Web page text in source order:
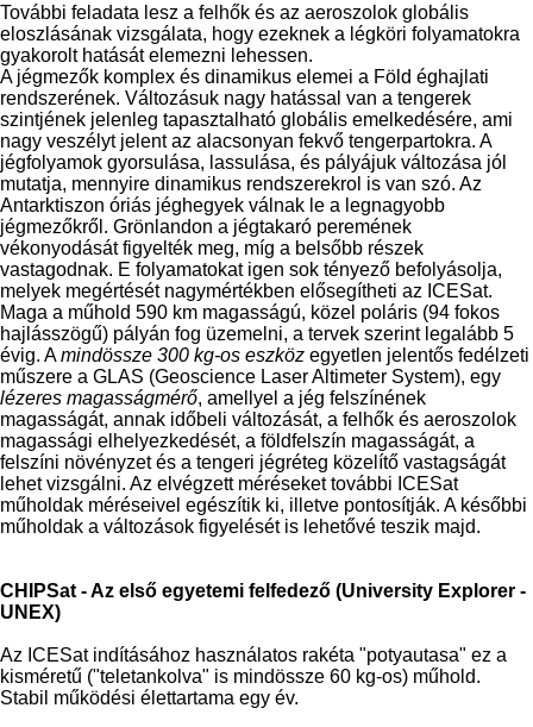
További feladata lesz a felhők és az aeroszolok globális
eloszlásának vizsgálata, hogy ezeknek a légköri folyamatokra
gyakorolt hatását elemezni lehessen.
A jégmezők komplex és dinamikus elemei a Föld éghajlati
rendszerének. Változásuk nagy hatással van a tengerek
szintjének jelenleg tapasztalható globális emelkedésére, ami
nagy veszélyt jelent az alacsonyan fekvő tengerpartokra. A
jégfolyamok gyorsulása, lassulása, és pályájuk változása jól
mutatja, mennyire dinamikus rendszerekrol is van szó. Az
Antarktiszon óriás jéghegyek válnak le a legnagyobb
jégmezőkről. Grönlandon a jégtakaró peremének
vékonyodását figyelték meg, míg a belsőbb részek
vastagodnak. E folyamatokat igen sok tényező befolyásolja,
melyek megértését nagymértékben elősegítheti az ICESat.
Maga a műhold 590 km magasságú, közel poláris (94 fokos
hajlásszögű) pályán fog üzemelni, a tervek szerint legalább 5
évig. Amindössze 300 kg-os eszköz egyetlen jelentős fedélzeti
műszere a GLAS (Geoscience Laser Altimeter System), egy
lézeres magasságmérő, amellyel a jég felszínének
magasságát, annak időbeli változását, a felhők és aeroszolok
magassági elhelyezkedését, a földfelszín magasságát, a
felszíni növényzet és a tengeri jégréteg közelítő vastagságát
lehet vizsgálni. Az elvégzett méréseket további ICESat
műholdak méréseivel egészítik ki, illetve pontosítják. A későbbi
műholdak a változások figyelését is lehetővé teszik majd.
CHIPSat - Az első egyetemi felfedező (University Explorer -
UNEX)
Az ICESat indításához használatos rakéta "potyautasa" ez a
kisméretű ("teletankolva" is mindössze 60 kg-os) műhold.
Stabil működési élettartama egy év.